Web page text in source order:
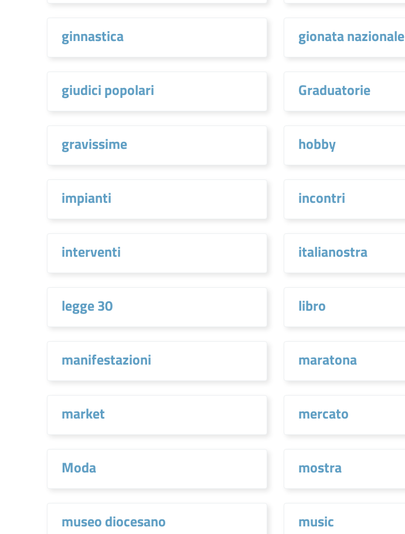
ginnastica gionata nazionale
giudici popolari Graduatorie
gravissime hobby
impianti incontri
interventi italianostra
legge 30 libro
manifestazioni maratona
market mercato
Moda mostra
museo diocesano music